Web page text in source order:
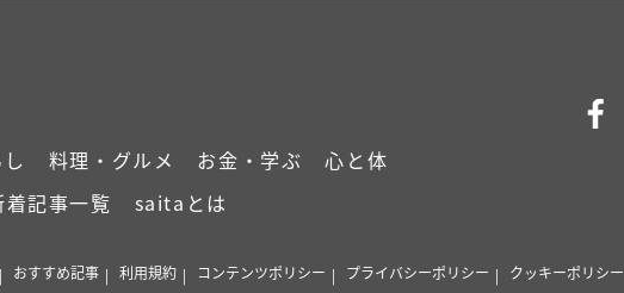
料理・グルメ お金・学ぶ
心と体
着記事一覧 saitaとは
おすすめ記事 利用規約 コンテンツポリシー プライバシーポリシー クッキーポリシー